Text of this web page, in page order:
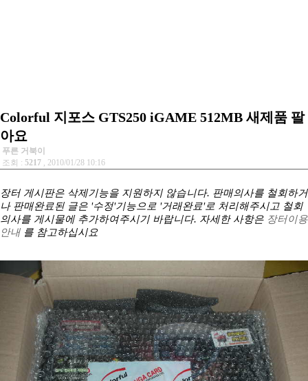
Colorful 지포스 GTS250 iGAME 512MB 새제품 팔
아요
푸른 거북이
조회 : 5217 , 2010/01/28 10:16
장터 게시판은 삭제기능을 지원하지 않습니다. 판매의사를 철회하거
나 판매완료된 글은 '수정'기능으로 '거래완료'로 처리해주시고 철회
의사를 게시물에 추가하여주시기 바랍니다. 자세한 사항은 장터이용
안내 를 참고하십시요